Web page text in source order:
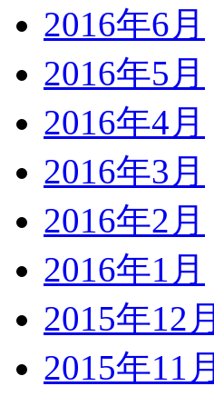
2016年6月
2016年5月
2016年4月
2016年3月
2016年2月
2016年1月
2015年12月
2015年11月